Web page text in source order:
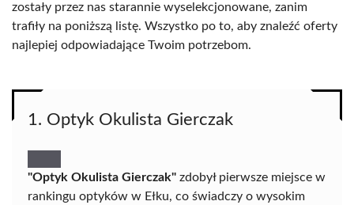
zostały przez nas starannie wyselekcjonowane, zanim
trafiły na poniższą listę. Wszystko po to, aby znaleźć oferty
najlepiej odpowiadające Twoim potrzebom.
1. Optyk Okulista Gierczak
"Optyk Okulista Gierczak" zdobył pierwsze miejsce w
rankingu optyków w Ełku, co świadczy o wysokim